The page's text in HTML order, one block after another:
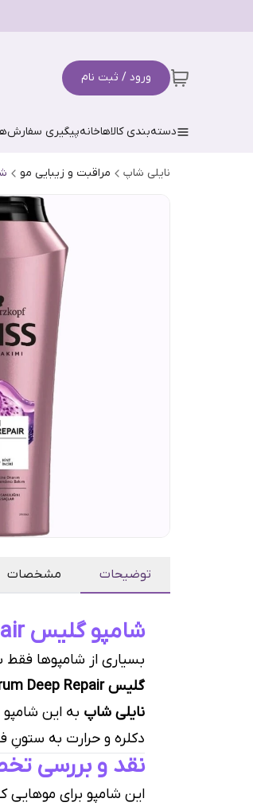
ورود / ثبت نام
دسته‌بندی کالاهاخانهپیگیری سفارش
نایلی شاپ مراقبت و زیبایی مو
توضیحات مشخصات
شامپو گلیس Serum Deep Repair | معمارِ داخلیِ ساختارِ مو
بسیاری از شامپوها
گلیس Serum Deep Repair
نایلی شاپ به این
دکلره و حرارت به ستونِ
نقد و بررسی
این شامپو برای